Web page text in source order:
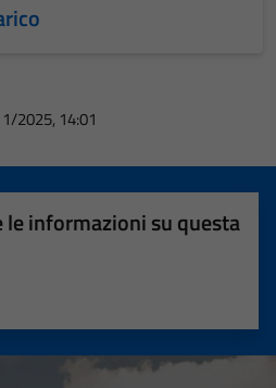
2025, 14:01
le informazioni su questa
su 5
su 5
5